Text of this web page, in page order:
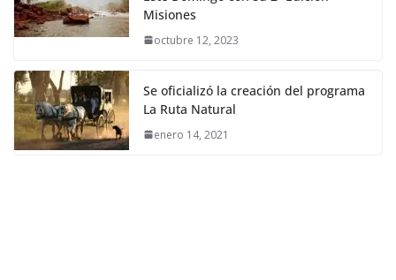
Misiones
octubre 12, 2023
Se oficializó la creación del programa
La Ruta Natural
enero 14, 2021